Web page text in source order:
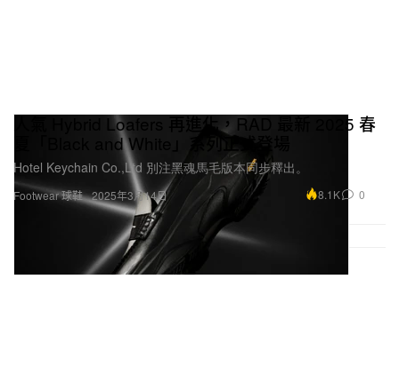
Footwear 球鞋
人氣 Hybrid Loafers 再進化，RAD 最新 2025 春
夏「Black and White」系列正式登場
Hotel Keychain Co.,Ltd 別注黑魂馬毛版本同步釋出。
2025年3月14日 8.1K 0